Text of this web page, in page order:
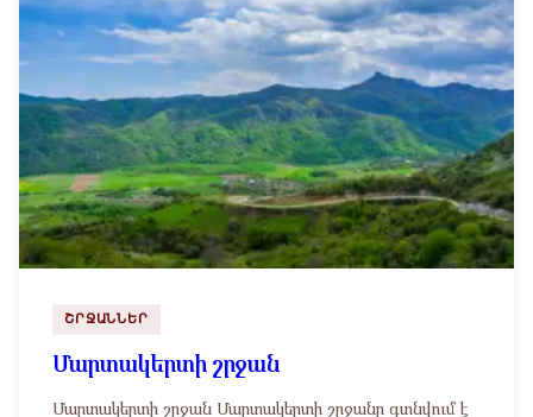
ՇՐՋԱՆՆԵՐ
Մարտակերտի շրջան
Մարտակերտի շրջան Մարտակերտի շրջանը գտնվում է